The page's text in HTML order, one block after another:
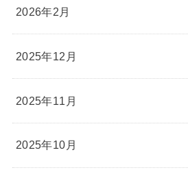
2026年2月
2025年12月
2025年11月
2025年10月